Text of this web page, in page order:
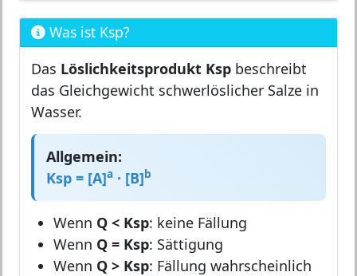
Was ist Ksp?
Das Löslichkeitsprodukt Ksp beschreibt
das Gleichgewicht schwerlöslicher Salze in
Wasser.
Allgemein:
Ksp = [A]a · [B]b
Wenn Q < Ksp: keine Fällung
Wenn Q = Ksp: Sättigung
Wenn Q > Ksp: Fällung wahrscheinlich